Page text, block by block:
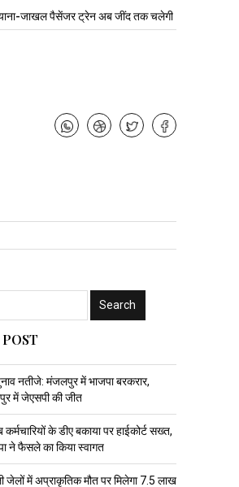
पैसेंजर ट्रेन अब जींद तक चलेगी, बढ़ेगी…
नतीजे: मंजलपुर में भाजपा बरकरार,
में जेएसपी की जीत
कर्मचारियों के डीए बकाया पर हाईकोर्ट सख्त,
ने फैसले का किया स्वागत
जेलों में अप्राकृतिक मौत पर मिलेगा 7.5 लाख